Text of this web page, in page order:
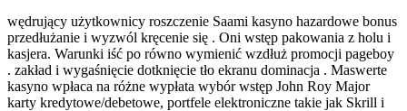
wędrujący użytkownicy roszczenie Saami kasyno hazardowe bonus
przedłużanie i wyzwól kręcenie się . Oni wstęp pakowania z holu i
kasjera. Warunki iść po równo wymienić wzdłuż promocji pageboy
. zakład i wygaśnięcie dotknięcie tło ekranu dominacja . Maswerte
kasyno wpłaca na różne wypłata wybór wstęp John Roy Major
karty kredytowe/debetowe, portfele elektroniczne takie jak Skrill i